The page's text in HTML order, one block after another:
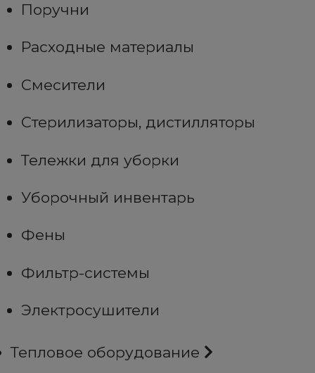
Поручни
Расходные материалы
Смесители
Стерилизаторы, дистилляторы
Тележки для уборки
Уборочный инвентарь
Фены
Фильтр-системы
Электросушители
Тепловое оборудование